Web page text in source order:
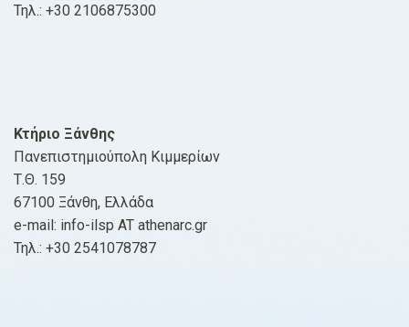
Τηλ.: +30 2106875300
Κτήριο Ξάνθης
Πανεπιστημιούπολη Κιμμερίων
Τ.Θ. 159
67100 Ξάνθη, Ελλάδα
e-mail: info-ilsp AT athenarc.gr
Τηλ.: +30 2541078787